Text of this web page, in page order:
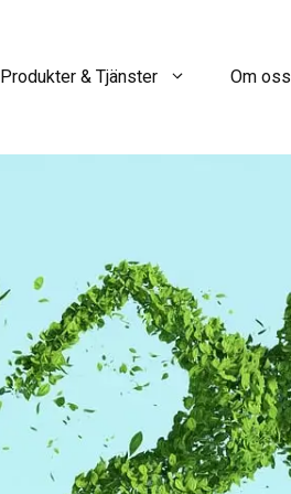
Produkter & Tjänster Om oss